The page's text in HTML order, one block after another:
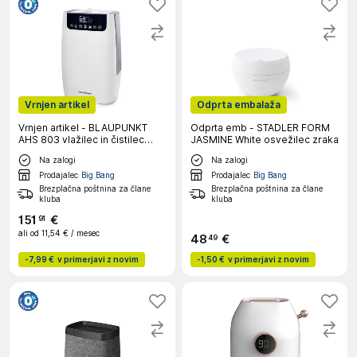
Vrnjen artikel
Vrnjen artikel - BLAUPUNKT
AHS 803 vlažilec in čistilec
zraka
Na zalogi
Prodajalec Big Bang
Brezplačna poštnina za člane
kluba
151 91 €
ali od 11,54 € / mesec
-7,99 € v primerjavi z novim
Odprta embalaža
Odprta emb - STADLER FORM
JASMINE White osvežilec zraka
Na zalogi
Prodajalec Big Bang
Brezplačna poštnina za člane
kluba
4849 €
-1,50 € v primerjavi z novim